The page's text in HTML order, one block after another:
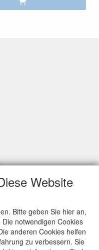
Website
Bitte geben Sie hier an,
notwendigen Cookies
anderen Cookies helfen
zu verbessern. Sie